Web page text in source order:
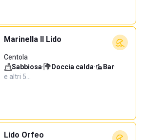
Marinella Il Lido
Centola
Sabbiosa· Doccia calda· Bar·
e altri 5…
Lido Orfeo